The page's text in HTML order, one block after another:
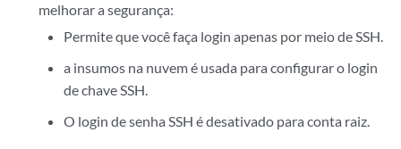
melhorar a segurança:
Permite que você faça login apenas por meio de SSH.
a insumos na nuvem é usada para configurar o login
de chave SSH.
O login de senha SSH é desativado para conta raiz.